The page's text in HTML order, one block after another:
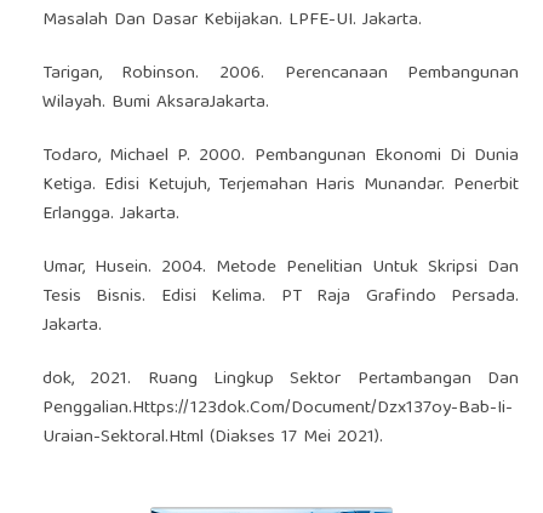
Masalah Dan Dasar Kebijakan. LPFE-UI. Jakarta.
Tarigan, Robinson. 2006. Perencanaan Pembangunan
Wilayah. Bumi AksaraJakarta.
Todaro, Michael P. 2000. Pembangunan Ekonomi Di Dunia
Ketiga. Edisi Ketujuh, Terjemahan Haris Munandar. Penerbit
Erlangga. Jakarta.
Umar, Husein. 2004. Metode Penelitian Untuk Skripsi Dan
Tesis Bisnis. Edisi Kelima. PT Raja Grafindo Persada.
Jakarta.
dok, 2021. Ruang Lingkup Sektor Pertambangan Dan
Penggalian.Https://123dok.Com/Document/Dzx137oy-Bab-Ii-
Uraian-Sektoral.Html (Diakses 17 Mei 2021).